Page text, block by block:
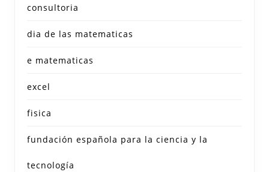
consultoria
dia de las matematicas
e matematicas
excel
fisica
fundación española para la ciencia y la
tecnología